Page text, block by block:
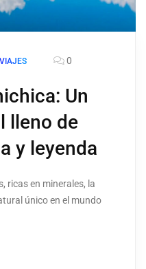
VIAJES 0
Un
lleno de
y leyenda
ricas en minerales, la
único en el mundo